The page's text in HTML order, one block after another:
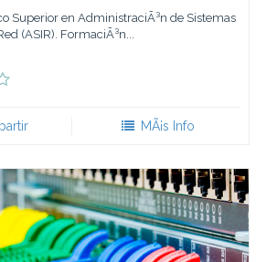
Superior en AdministraciÃ³n de Sistemas
(ASIR). FormaciÃ³n...
MÃ¡s Info